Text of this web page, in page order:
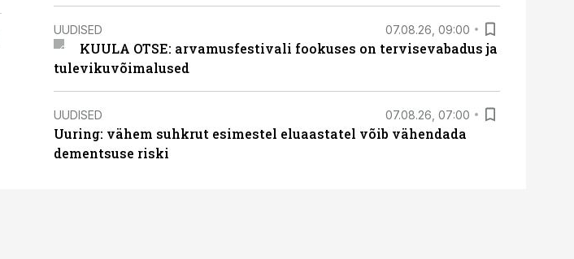
UUDISED 07.08.26, 09:00
KUULA OTSE: arvamusfestivali fookuses on tervisevabadus ja
tulevikuvõimalused
UUDISED 07.08.26, 07:00
Uuring: vähem suhkrut esimestel eluaastatel võib vähendada
dementsuse riski